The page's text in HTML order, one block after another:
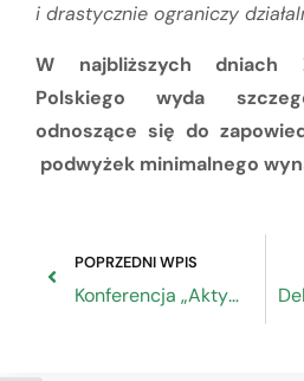
i drastycznie ograniczy
W najbliższych dniach
Polskiego wyda
odnoszące się do
podwyżek minimalnego
POPRZEDNI WPIS
Konferencja „Aktywizacja zawodowa Osób Głuchych”